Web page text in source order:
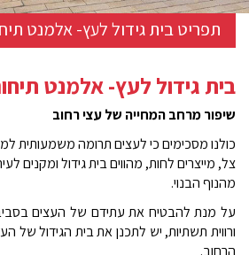
תפריט בית גידול לעץ- אלמנט
בית גידול לעץ- אלמנט
שיפור מרחב המחייה של עצי רחוב
כולנו מסכימים כי לעצים תרומה משמעותית
צל, מייצרים לחות, מהווים בית גידול ומקנים
מהנוף הבנוי.
על מנת להבטיח את עתידם של העצים
ורווית תשתיות, יש לתכנן את בית הגידול של
הרחוב.